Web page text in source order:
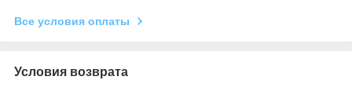
Все условия оплаты
Условия возврата